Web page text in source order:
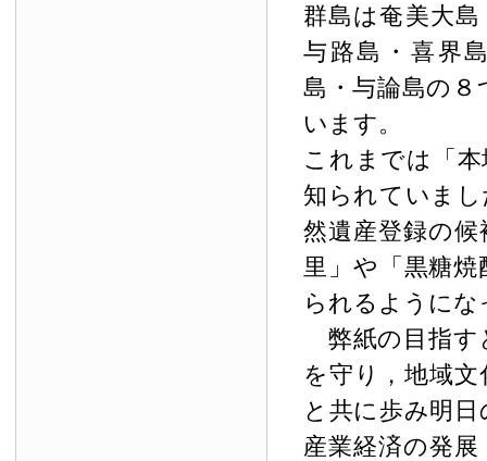
群島は奄美大
与路島・喜界
島・与論島の
います。
これまでは「
知られていま
然遺産登録の
里」や「黒糖
られるように
弊紙の目指す
を守り，地域
と共に歩み明
産業経済の発